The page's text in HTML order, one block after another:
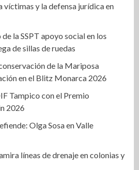
y la defensa jurídica en
la SSPT apoyo social en los
de sillas de ruedas
de la Mariposa
en el Blitz Monarca 2026
Tampico con el Premio
2026
Olga Sosa en Valle
líneas de drenaje en colonias y